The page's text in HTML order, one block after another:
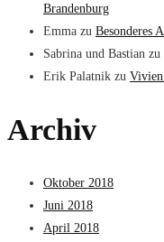
Brandenburg
Emma zu Besonderes
Sabrina und Bastian zu
Erik Palatnik zu
Archiv
Oktober 2018
Juni 2018
April 2018